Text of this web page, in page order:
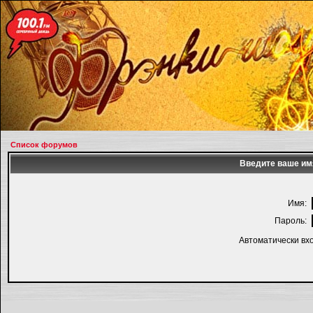
Список форумов
Введите ваше
Имя:
Пароль:
Автоматически